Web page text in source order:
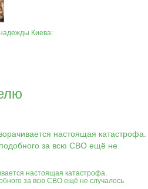
Киева:
настоящая катастрофа.
за всю СВО ещё не случалось